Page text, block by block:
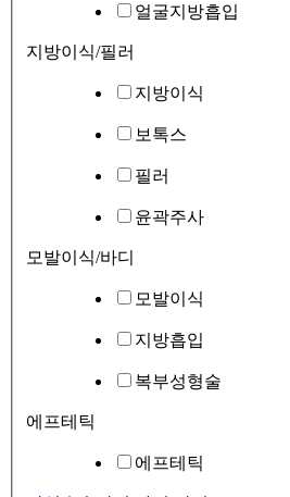
얼굴지방흡입
지방이식/필러
지방이식
보톡스
필러
윤곽주사
모발이식/바디
모발이식
지방흡입
복부성형술
에프테틱
에프테틱